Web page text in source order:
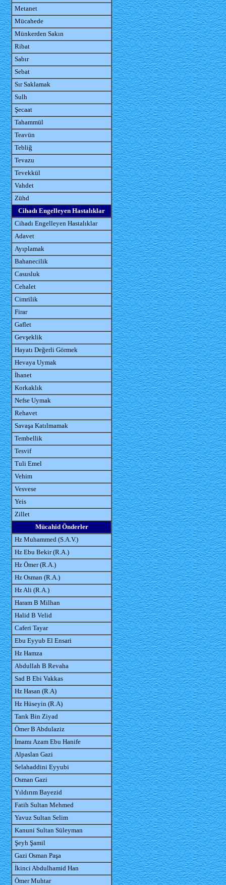
Metanet
Mücahede
Münkerden Sakın
Ribat
Sabır
Sebat
Sır Saklamak
Sulh
Şecaat
Tahammül
Teavün
Tebliğ
Tevazu
Tevekkül
Vahdet
Zühd
Cihadı Engelleyen Hastalıklar
Cihadı Engelleyen Hastalıklar
Adavet
Ayıplamak
Bahanecilik
Casusluk
Cehalet
Cimrilik
Firar
Gaflet
Gevşeklik
Hayatı Değerli Görmek
Hevaya Uymak
İhanet
Korkaklık
Nefse Uymak
Rehavet
Savaşa Katılmamak
Tembellik
Tesvif
Tuli Emel
Vehim
Vesvese
Yeis
Zillet
Mücahid Önderler
Hz Muhammed (S.A.V.)
Hz Ebu Bekir (R.A.)
Hz Ömer (R.A.)
Hz Osman (R.A.)
Hz Ali (R.A.)
Haram B Milhan
Halid B Velid
Caferi Tayar
Ebu Eyyub El Ensari
Hz Hamza
Abdullah B Revaha
Sad B Ebi Vakkas
Hz Hasan (R.A)
Hz Hüseyin (R.A)
Tarık Bin Ziyad
Ömer B Abdulaziz
İmamı Azam Ebu Hanife
Alpaslan Gazi
Selahaddini Eyyubi
Osman Gazi
Yıldırım Bayezid
Fatih Sultan Mehmed
Yavuz Sultan Selim
Kanuni Sultan Süleyman
Şeyh Şamil
Gazi Osman Paşa
İkinci Abdulhamid Han
Ömer Muhtar